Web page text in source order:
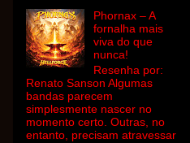
Phornax – A
fornalha mais
viva do que
nunca!
Resenha por:
Renato Sanson Algumas
bandas parecem
simplesmente nascer no
momento certo. Outras, no
entanto, precisam atravessar